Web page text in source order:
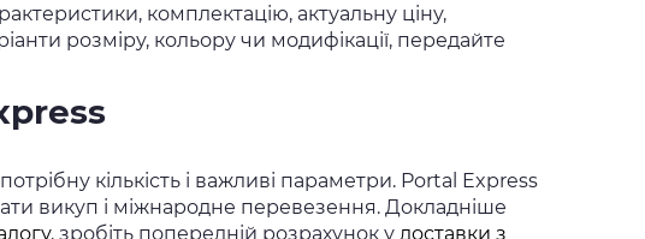
комплектацію, актуальну ціну,
розміру, кольору чи модифікації, передайте
кількість і важливі параметри. Portal Express
викуп і міжнародне перевезення. Докладніше
, зробіть попередній розрахунок у доставки з